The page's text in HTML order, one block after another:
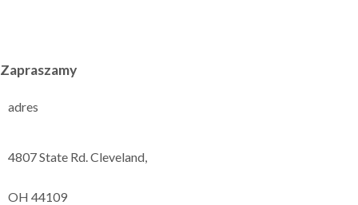
Zapraszamy
adres
4807 State Rd. Cleveland,
OH 44109